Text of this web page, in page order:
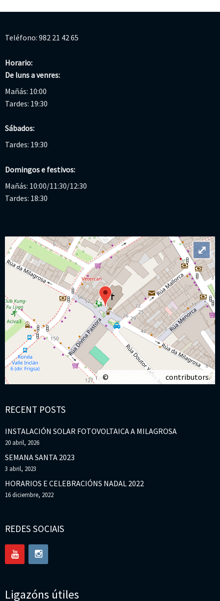
Teléfono: 982 21 42 65
Horario:
De luns a venres:
Mañás: 10:00
Tardes: 19:30
Sábados:
Tardes: 19:30
Domingos e festivos:
Mañás: 10:00/11:30/12:30
Tardes: 18:30
© OpenStreetMap contributors.
⤢
RECENT POSTS
INSTALACIÓN SOLAR FOTOVOLTAICA A MILAGROSA
20 abril, 2026
SEMANA SANTA 2023
3 abril, 2023
HORARIOS E CELEBRACIÓNS NADAL 2022
16 diciembre, 2022
REDES SOCIAIS
Ligazóns útiles